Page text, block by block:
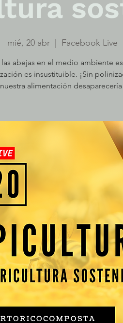
mié, 20 abr Facebook Live
abejas en el medio ambiente
es insustituible. ¡Sin
nuestra alimentación